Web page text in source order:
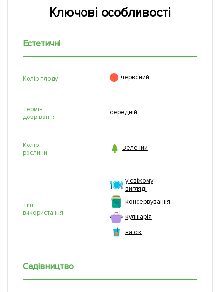
Ключові особливості
Естетичні
Колір плоду  червоний
Термін
дозрівання
середній
Колір
рослини
 Зелений
Тип
використання
у свіжому
вигляді
консервування
кулінарія
на сік
Садівництво